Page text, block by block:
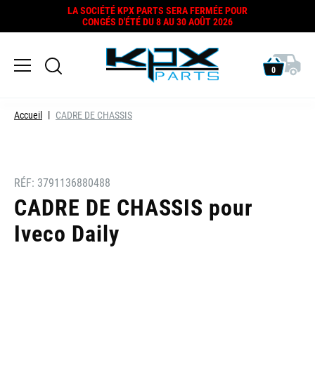
LA SOCIÉTÉ KPX PARTS SERA FERMÉE POUR
CONGÉS D'ÉTÉ DU 8 AU 30 AOÛT 2026
0
Accueil CADRE DE CHASSIS
RÉF: 3791136880488
CADRE DE CHASSIS pour
Iveco Daily